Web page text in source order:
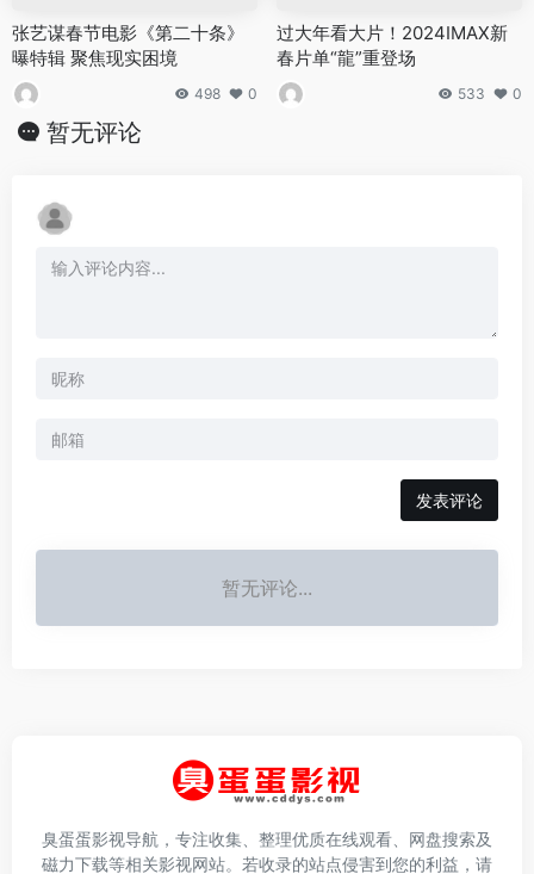
张艺谋春节电影《第二十条》
曝特辑 聚焦现实困境
498 0
过大年看大片！2024IMAX新
春片单“龍”重登场
533 0
暂无评论
发表评论
暂无评论...
臭蛋蛋影视导航，专注收集、整理优质在线观看、网盘搜索及
磁力下载等相关影视网站。若收录的站点侵害到您的利益，请